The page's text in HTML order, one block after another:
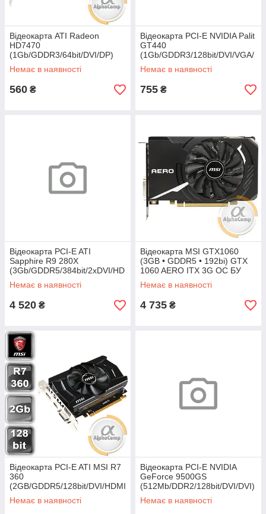
Відеокарта ATI Radeon
HD7470
(1Gb/GDDR3/64bit/DVI/DP)
БУ
Немає в наявності
560 ₴
Відеокарта PCI-E NVIDIA Palit
GT440
(1Gb/GDDR3/128bit/DVI/VGA/
HDMI) БУ
Немає в наявності
755 ₴
Відеокарта PCI-E ATI
Sapphire R9 280X
(3Gb/GDDR5/384bit/2xDVI/HD
MI/DP) БУ
Немає в наявності
4 520 ₴
Відеокарта MSI GTX1060
(3GB • GDDR5 • 192bi) GTX
1060 AERO ITX 3G OC БУ
Немає в наявності
4 735 ₴
Відеокарта PCI-E ATI MSI R7
360
(2GB/GDDR5/128bit/DVI/HDMI
/DP)
Немає в наявності
Відеокарта PCI-E NVIDIA
GeForce 9500GS
(512Mb/DDR2/128bit/DVI/DVI)
БУ
Немає в наявності